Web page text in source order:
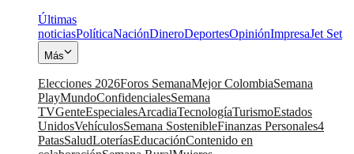
Últimas
noticiasPolíticaNaciónDineroDeportesOpiniónImpresaJet Set
Más
Elecciones 2026Foros SemanaMejor ColombiaSemana
PlayMundoConfidencialesSemana
TVGenteEspecialesArcadiaTecnologíaTurismoEstados
UnidosVehículosSemana SostenibleFinanzas Personales4
PatasSaludLoteríasEducaciónContenido en